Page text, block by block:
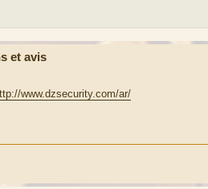
et avis
www.dzsecurity.com/ar/